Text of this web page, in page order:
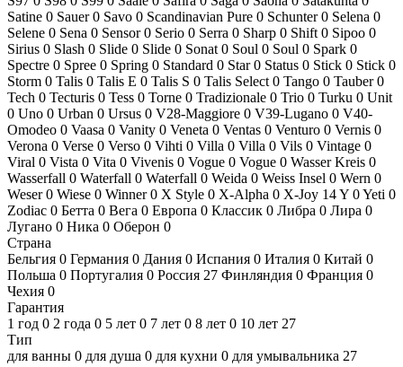
Satine 0 Sauer0 Savo 0 Scandinavian Pure 0 Schunter0 Selena 0
Selene 0 Sena 0 Sensor0 Serio 0 Serra 0 Sharp 0 Shift 0 Sipoo 0
Sirius 0 Slash 0 Slide 0 Slide 0 Sonat 0 Soul 0 Soul 0 Spark 0
Spectre 0 Spree 0 Spring 0 Standard 0 Star0 Status 0 Stick 0 Stick 0
Storm 0 Talis 0 Talis E 0 Talis S 0 Talis Select 0 Tango 0 Tauber0
Tech 0 Tecturis 0 Tess 0 Torne 0 Tradizionale 0 Trio 0 Turku 0 Unit
0 Uno 0 Urban 0 Ursus 0 V28-Maggiore 0 V39-Lugano 0 V40-
Omodeo 0 Vaasa 0 Vanity 0 Veneta 0 Ventas 0 Venturo 0 Vernis 0
Verona 0 Verse 0 Verso 0 Vihti 0 Villa 0 Villa 0 Vils 0 Vintage 0
Viral 0 Vista 0 Vita 0 Vivenis 0 Vogue 0 Vogue 0 Wasser Kreis 0
Wasserfall 0 Waterfall 0 Waterfall 0 Weida 0 Weiss Insel 0 Wern 0
Weser0 Wiese 0 Winner0 X Style 0 X-Alpha 0 X-Joy 14Y 0Yeti 0
Zodiac 0 Бетта 0 Вега 0 Европа 0 Классик 0 Либра 0 Лира 0
Лугано 0 Ника 0 Оберон 0
Страна
Бельгия 0 Германия 0 Дания 0 Испания 0 Италия 0 Китай 0
Польша 0 Португалия 0 Россия 27 Финляндия 0 Франция 0
Чехия 0
Гарантия
1 год 0 2 года 0 5 лет 0 7 лет 0 8 лет 0 10 лет 27
Тип
для ванны 0 для душа 0 для кухни 0 для умывальника 27